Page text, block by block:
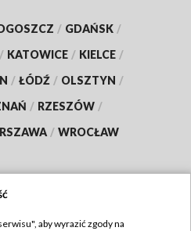
/ GDAŃSK /
/ KATOWICE / KIELCE /
/ ŁÓDŹ / OLSZTYN /
/ RZESZÓW /
/ WROCŁAW
aby wyrazić zgody na